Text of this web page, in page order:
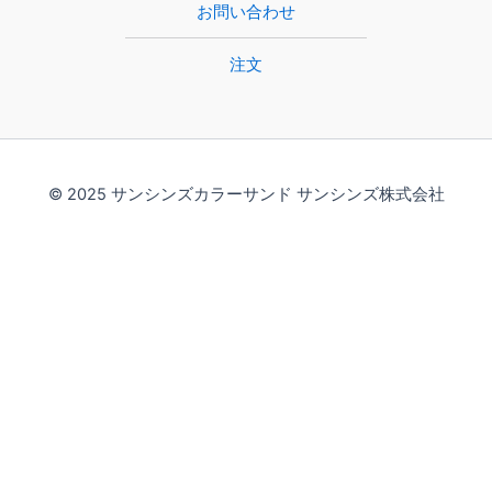
お問い合わせ
注文
© 2025 サンシンズカラーサンド サンシンズ株式会社